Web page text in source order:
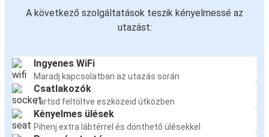
A következő szolgáltatások teszik kényelmessé az
utazást:
Ingyenes WiFi
Maradj kapcsolatban az utazás során
Csatlakozók
Tartsd feltöltve eszközeid útközben
Kényelmes ülések
Pihenj extra lábtérrel és dönthető ülésekkel